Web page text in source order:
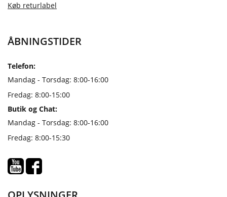
Køb returlabel
ÅBNINGSTIDER
Telefon:
Mandag - Torsdag: 8:00-16:00
Fredag: 8:00-15:00
Butik og Chat:
Mandag - Torsdag: 8:00-16:00
Fredag: 8:00-15:30